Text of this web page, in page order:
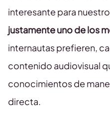
interesante para
justamente uno de los
internautas prefieren,
contenido audiovisual
conocimientos de
directa.